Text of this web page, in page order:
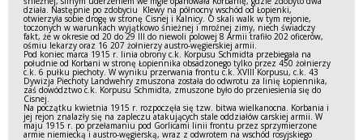
działa. Następnie po zdobyciu Klewy na północny wschód od Łopienki,
otwierzyła sobie drogę w stronę Cisnej i Kalnicy. O skali walk w tym rejonie,
toczonych w warunkach wyjątkowo śnieżnej i mroźnej zimy, niech świadczy
fakt, że w okresie od 20 do 29 III do niewoli polowej 8 Armii trafiło 202 oficerów,
ośmiu lekarzy oraz 16 207 żołnierzy austro-węgierskiej armii.
Pod koniec marca 1915 r. linia obrony c.k. Korpusu Schmidta przebiegała na
południe od Korbani w stronę Łopiennika obsadzonego tylko przez 450 żołnierzy
c.k. 6 pułku piechoty. W wyniku przerwania frontu c.k. XVIII Korpusu, c.k. 43
Dywizja Piechoty Landwehry zmuszona została do odwrotu za linię Łopiennika,
zaś dowództwo c.k. Korpusu Schmidta, zmuszone było do przeniesienia się do
Cisnej.
Na początku kwietnia 1915 r. rozpoczęła się tzw. bitwa wielkanocna. Korbania i
jej rejon znalazły się na zapleczu atakujących stale oddziałów carskiej armii. W
maju 1915 r. po przełamaniu pod Gorlicami linii frontu przez sprzymierzone
armie niemiecką i austro-węgierską, wraz z odwrotem na wschód rosyjskiego